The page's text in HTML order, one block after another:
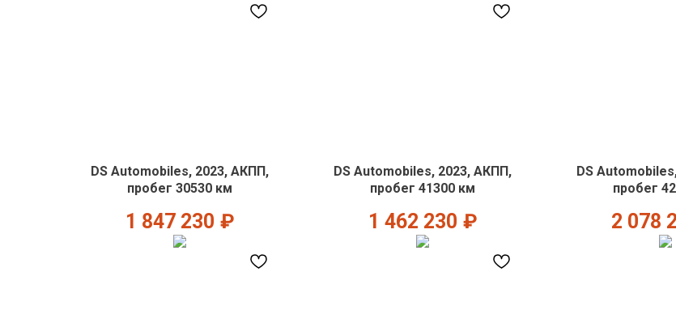
DS Automobiles, 2023, АКПП,
пробег 30530 км
1 847 230 ₽
DS Automobiles, 2023, АКПП,
пробег 41300 км
1 462 230 ₽
DS
пробег
2 078